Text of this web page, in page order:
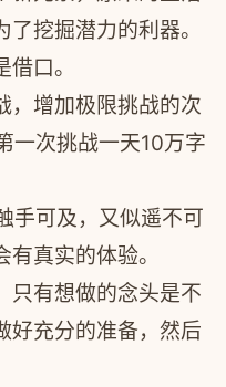
挖掘潜力的利器。
口。
，增加极限挑战的次
一次挑战一天10万字
手可及，又似遥不可
真实的体验。
只有想做的念头是不
好充分的准备，然后